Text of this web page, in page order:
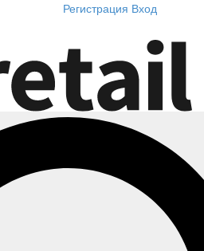
Регистрация Вход